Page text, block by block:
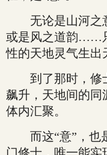
无论是山河之
或是风之道韵……
性的天地灵气生出
到了那时，修
飙升，天地间的
体内汇聚。
而这“意”，也